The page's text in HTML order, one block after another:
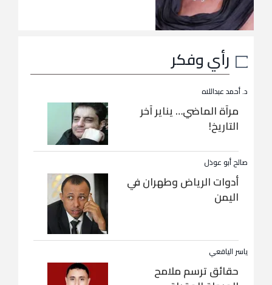
رأي وفكر
د. أحمد عبداللاه
مرآة الماضي… يناير آخر
التاريخ!
صالح أبو عوذل
أدوات الرياض وطهران في
اليمن
ياسر اليافعي
حقائق ترسم ملامح